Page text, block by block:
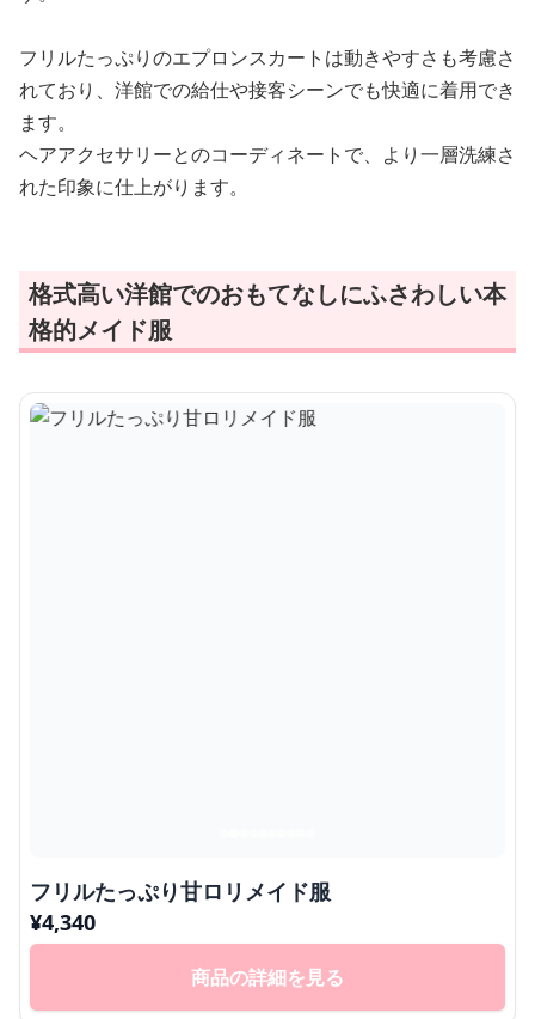
フリルたっぷりのエプロンスカートは動きやすさも考慮さ
れており、洋館での給仕や接客シーンでも快適に着用でき
ます。
ヘアアクセサリーとのコーディネートで、より一層洗練さ
れた印象に仕上がります。
格式高い洋館でのおもてなしにふさわしい本
格的メイド服
フリルたっぷり甘ロリメイド服
¥4,340
商品の詳細を見る